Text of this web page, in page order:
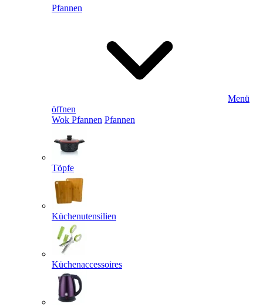
Pfannen
Menü
öffnen
Wok Pfannen Pfannen
Töpfe
Küchenutensilien
Küchenaccessoires